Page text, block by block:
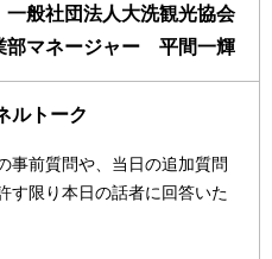
一般社団法人大洗観光協会
部マネージャー 平間一輝
ルトーク
事前質問や、当日の追加質問
す限り本日の話者に回答いた